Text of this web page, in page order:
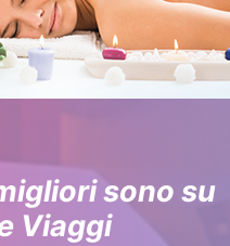
sono su
Viaggi